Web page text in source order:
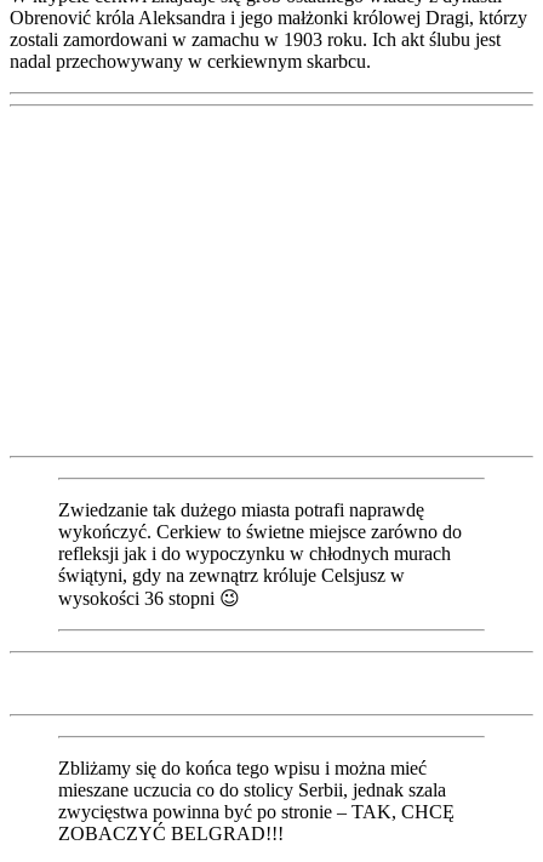
Obrenović króla Aleksandra i jego małżonki królowej Dragi, którzy
zostali zamordowani w zamachu w 1903 roku. Ich akt ślubu jest
nadal przechowywany w cerkiewnym skarbcu.
Zwiedzanie tak dużego miasta potrafi naprawdę
wykończyć. Cerkiew to świetne miejsce zarówno do
refleksji jak i do wypoczynku w chłodnych murach
świątyni, gdy na zewnątrz króluje Celsjusz w
wysokości 36 stopni 😉
Zbliżamy się do końca tego wpisu i można mieć
mieszane uczucia co do stolicy Serbii, jednak szala
zwycięstwa powinna być po stronie – TAK, CHCĘ
ZOBACZYĆ BELGRAD!!!